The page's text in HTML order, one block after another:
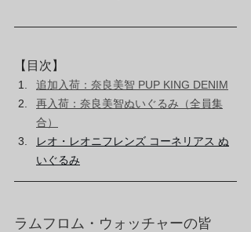
【目次】
追加入荷：奈良美智 PUP KING DENIM
再入荷：奈良美智ぬいぐるみ（全員集
合）
レオ・レオニフレンズ コーネリアス ぬ
いぐるみ
ラムフロム・ウォッチャーの皆